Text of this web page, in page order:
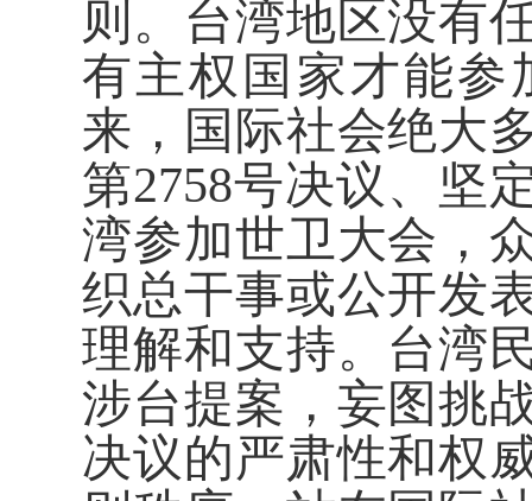
则。台湾地区没有
有主权国家才能参
来，国际社会绝大
第2758号决议、坚
湾参加世卫大会，
织总干事或公开发
理解和支持。台湾
涉台提案，妄图挑
决议的严肃性和权